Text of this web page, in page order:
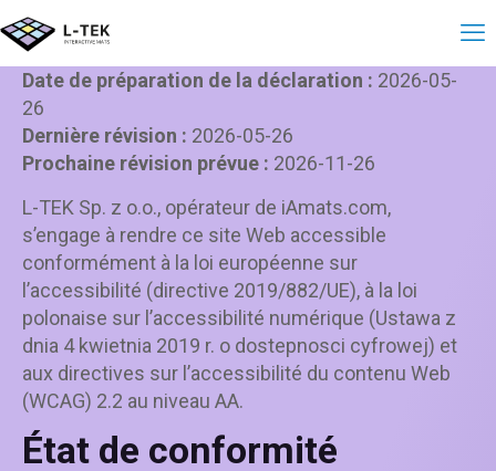
Déclaration
Date de préparation de la déclaration : 2026-05-
26
Dernière révision : 2026-05-26
Prochaine révision prévue : 2026-11-26
L-TEK Sp. z o.o., opérateur de iAmats.com,
s’engage à rendre ce site Web accessible
conformément à la loi européenne sur
l’accessibilité (directive 2019/882/UE), à la loi
polonaise sur l’accessibilité numérique (Ustawa z
dnia 4 kwietnia 2019 r. o dostepnosci cyfrowej) et
aux directives sur l’accessibilité du contenu Web
(WCAG) 2.2 au niveau AA.
État de conformité